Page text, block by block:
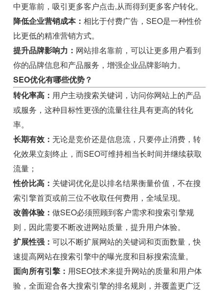
中更靠前，吸引更多客户点击,从而得到更多客户转化。
降低企业营销成本：相比于付费广告，SEO是一种性价
比更低的精准营销方式。
提升品牌影响力： 网站排名靠前，可以让更多用户看到
你的品牌信息和产品服务，增强企业品牌影响力。
SEO优化有哪些优势？
转化率高： 用户主动搜索关键词，访问你网站上的产品
或服务，这种目标性更强的流量往往具有更高的转化
率。
长期有效：无论是竞价还是信息流，只要停止消费，转
化效果立刻终止，而SEO可维持相当长时间并继续获取
流量；
性价比高： 关键词优化是以排名结果衡量价值，不在搜
索引擎首页或前三位不收取任何费用，全域呈现。
改善体验：做SEO必须照顾到客户需求和搜索引擎规
则，因此需要不断改进网站质量，提升用户体验。
扩展性强：可以不断扩展网站的关键词和页面数量，快
速提高网站在搜索引擎中的曝光度和目标搜索流量。
面向所有引擎： 用SEO技术来提升网站的质量和用户体
验，全面迎合各大搜索引擎的排名规则，并覆盖更广泛